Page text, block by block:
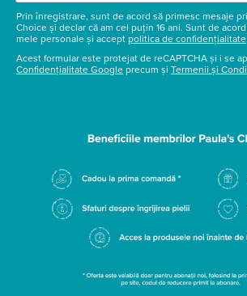
Prin înregistrare, sunt de acord să primesc mesaje
Choice și declar că am cel puțin 16 ani. Sunt de
mele personale și accept politica de confidențialitate
Acest formular este protejat de reCAPTCHA și i se
Confidențialitate Google precum și Termenii și